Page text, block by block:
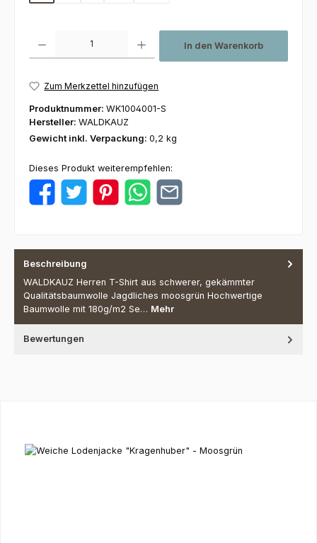
In den Warenkorb
Zum Merkzettel hinzufügen
Produktnummer: WK1004001-S
Hersteller: WALDKAUZ
Gewicht inkl. Verpackung: 0,2 kg
Dieses Produkt weiterempfehlen:
Beschreibung
WALDKAUZ Herren T-Shirt aus schwerer, gekämmter
Qualitätsbaumwolle Jagdliches moosgrün Hochwertige
Baumwolle mit 180g/m2 Se… Mehr
Bewertungen